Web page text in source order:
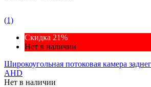
(1)
Скидка 21%
Нет в наличии
Широкоугольная потоковая камера
AHD
Нет в наличии